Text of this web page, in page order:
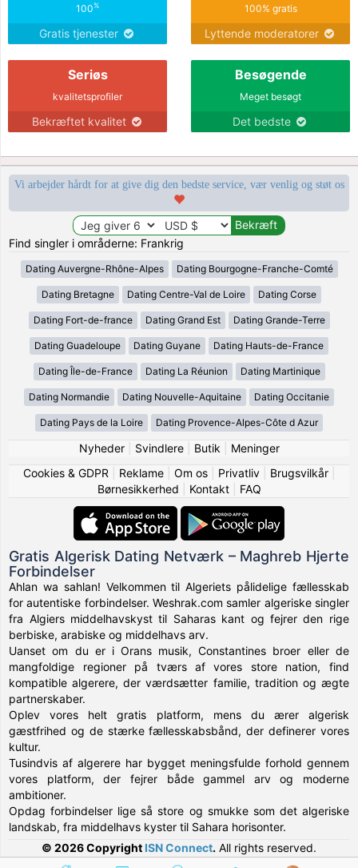
100%
Gratis tjenester
100% gratis
Lyttende moderatorer
Seriøs
kvalitetsprofiler
Bekræftet kvalitet
Besøgende
Meget besøgt
Det bedste
Vi arbejder hårdt for at give dig den bedste service, vær venlig og støt os
Find singler i områderne: Frankrig
Dating Auvergne-Rhône-Alpes Dating Bourgogne-Franche-Comté
Dating Bretagne Dating Centre-Val de Loire Dating Corse
Dating Fort-de-france Dating Grand Est Dating Grande-Terre
Dating Guadeloupe Dating Guyane Dating Hauts-de-France
Dating Île-de-France Dating La Réunion Dating Martinique
Dating Normandie Dating Nouvelle-Aquitaine Dating Occitanie
Dating Pays de la Loire Dating Provence-Alpes-Côte d Azur
Nyheder| Svindlere| Butik
Meninger
Cookies & GDPR
Reklame| Om os| Privatliv| Brugsvilkår|
Børnesikkerhed
Kontakt| FAQ
Gratis Algerisk Dating Netværk – Maghreb Hjerte
Forbindelser
Ahlan wa sahlan! Velkommen til Algeriets pålidelige fællesskab
for autentiske forbindelser. Weshrak.com samler algeriske singler
fra Algiers middelhavskyst til Saharas kant og fejrer den rige
berbiske, arabiske og middelhavs arv.
Uanset om du er i Orans musik, Constantines broer eller de
mangfoldige regioner på tværs af vores store nation, find
kompatible algerere, der værdsætter familie, tradition og ægte
partnerskaber.
Oplev vores helt gratis platform, mens du ærer algerisk
gæstfrihed og de stærke fællesskabsbånd, der definerer vores
kultur.
Tusindvis af algerere har bygget meningsfulde forhold gennem
vores platform, der fejrer både gammel arv og moderne
ambitioner.
Opdag forbindelser lige så store og smukke som det algeriske
landskab, fra middelhavs kyster til Sahara horisonter.
© 2026 Copyright ISN Connect. All rights reserved.